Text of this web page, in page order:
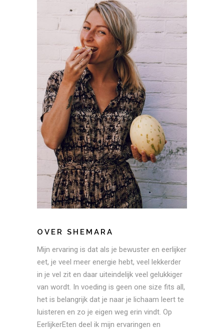
OVER SHEMARA
Mijn ervaring is dat als je bewuster en eerlijker
eet, je veel meer energie hebt, veel lekkerder
in je vel zit en daar uiteindelijk veel gelukkiger
van wordt. In voeding is geen one size fits all,
het is belangrijk dat je naar je lichaam leert te
luisteren en zo je eigen weg erin vindt. Op
EerlijkerEten deel ik mijn ervaringen en